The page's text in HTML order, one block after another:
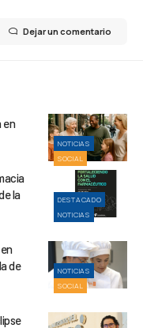
Dejar un comentario
NOTICIAS
SOCIAL
en
DESTACADO
NOTICIAS
la
NOTICIAS
SOCIAL
de